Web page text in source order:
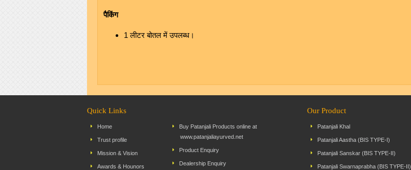
पैकिंग
1 लीटर बोतल में उपलब्ध।
Quick Links
Home
Trust profile
Mission & Vision
Awards & Hounors
Buy Patanjali Products online at
www.patanjaliayurved.net
Product Enquiry
Dealership Enquiry
Our Product
Patanjali Khal
Patanjali Aastha (BIS TYPE-I)
Patanjali Sanskar (BIS TYPE-II)
Patanjali Swarnaprabha (BIS TYPE-II)